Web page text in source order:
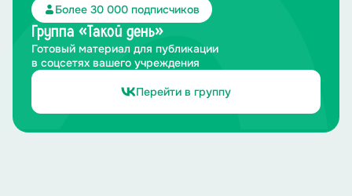
Более 30 000 подписчиков
Группа «Такой день»
Готовый материал для публикации
в соцсетях вашего учреждения
Перейти в группу